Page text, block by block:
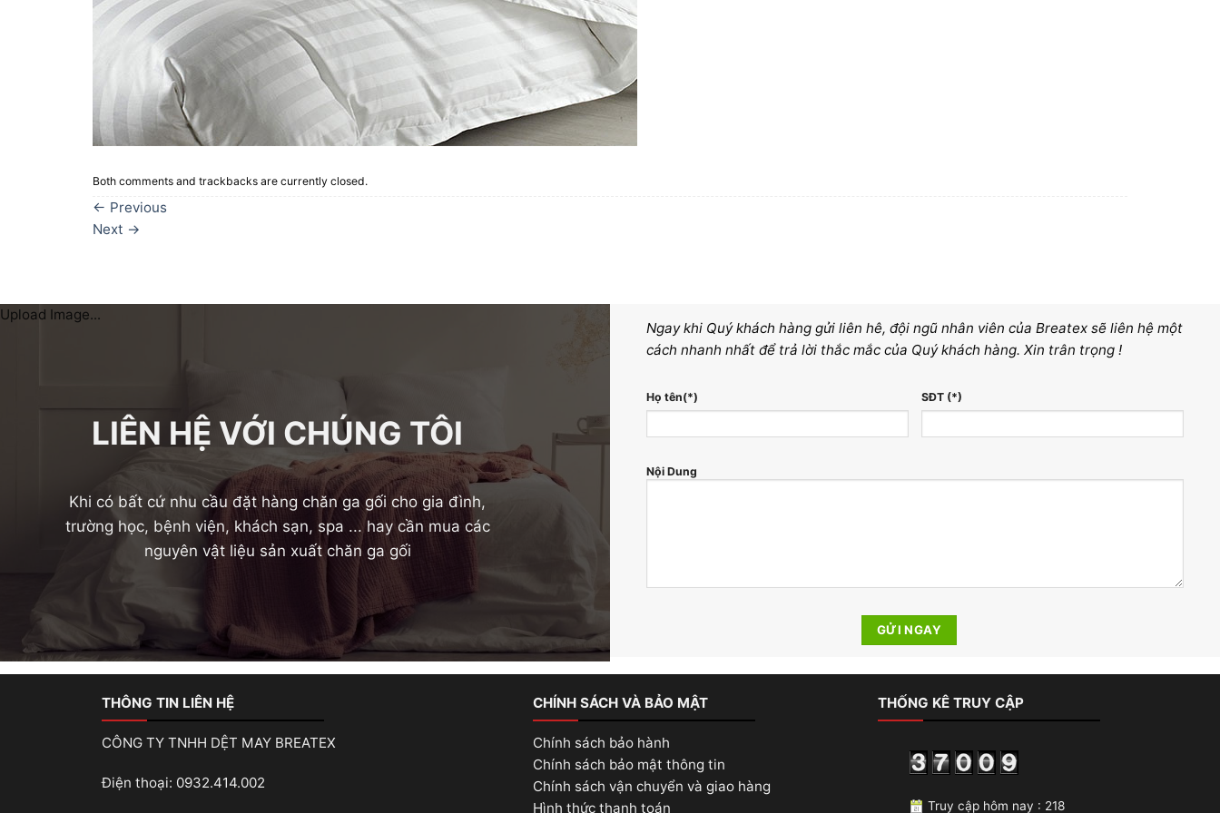
Both comments and trackbacks are currently closed.
← Previous
Next →
LIÊN HỆ VỚI CHÚNG TÔI
Khi có bất cứ nhu cầu đặt hàng chăn ga gối cho gia đình,
trường học, bệnh viện, khách sạn, spa ... hay cần mua các
nguyên vật liệu sản xuất chăn ga gối
Upload Image...
Ngay khi Quý khách hàng gửi liên hê, đội ngũ nhân viên của Breatex sẽ liên hệ một
cách nhanh nhất để trả lời thắc mắc của Quý khách hàng. Xin trân trọng !
Họ tên(*) SĐT (*)
Nội Dung
THÔNG TIN LIÊN HỆ
CÔNG TY TNHH DỆT MAY BREATEX
Điện thoại: 0932.414.002
CHÍNH SÁCH VÀ BẢO MẬT
Chính sách bảo hành
Chính sách bảo mật thông tin
Chính sách vận chuyển và giao hàng
Hình thức thanh toán
THỐNG KÊ TRUY CẬP
Truy cập hôm nay : 218